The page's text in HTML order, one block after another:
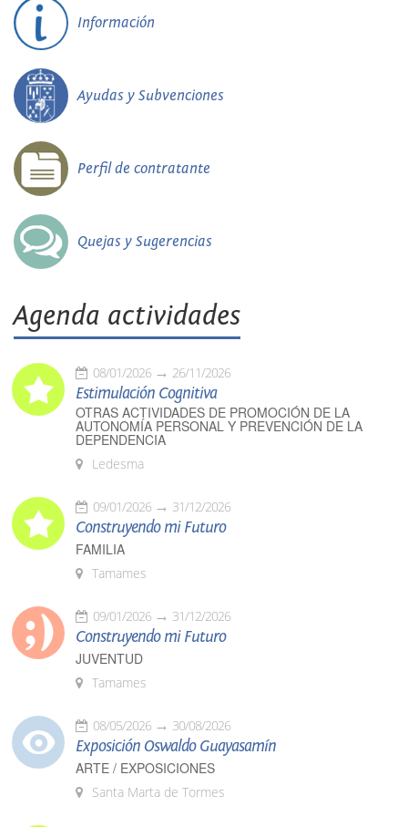
Información
Ayudas y Subvenciones
Perfil de contratante
Quejas y Sugerencias
Agenda actividades
08/01/2026 26/11/2026
Estimulación Cognitiva
OTRAS ACTIVIDADES DE PROMOCIÓN DE LA
AUTONOMÍA PERSONAL Y PREVENCIÓN DE LA
DEPENDENCIA
Ledesma
09/01/2026 31/12/2026
Construyendo mi Futuro
FAMILIA
Tamames
09/01/2026 31/12/2026
Construyendo mi Futuro
JUVENTUD
Tamames
08/05/2026 30/08/2026
Exposición Oswaldo Guayasamín
ARTE / EXPOSICIONES
Santa Marta de Tormes